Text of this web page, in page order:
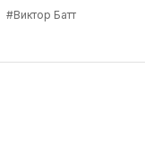
#Виктор Батт